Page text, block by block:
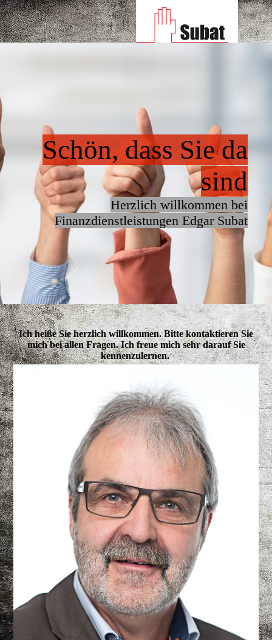
Schön, dass Sie da
sind
Herzlich willkommen bei
Finanzdienstleistungen Edgar Subat
Ich heiße Sie herzlich willkommen. Bitte kontaktieren Sie
mich bei allen Fragen. Ich freue mich sehr darauf Sie
kennenzulernen.